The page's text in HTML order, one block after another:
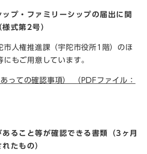
ップ・ファミリーシップの届出に関
式第2号）
市人権推進課（宇陀市役所1階）のほ
もご用意しています。
っての確認事項） （PDFファイル：
ること等が確認できる書類（3ヶ月
たもの）